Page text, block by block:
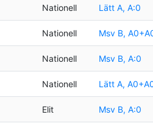
Nationell Lätt A, A:0
Nationell Msv B,
Nationell Msv B, A:0
Nationell Lätt A,
Elit Msv B, A:0